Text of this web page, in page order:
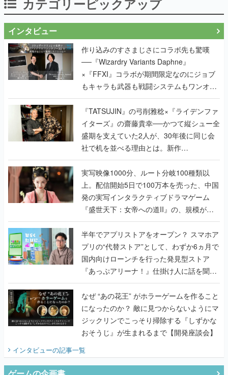
作り込みのすさまじさにコラボ先も驚嘆
──『Wizardry Variants Daphne』
もキャラも武器も戦闘システムもワンオフ
で作り込まれた理由を両ディレクターに聞
く
『TATSUJIN』の弓削雅稔×『ライデンファ
イターズ』の齋藤貴幸──かつて縦シュー全
盛期を支えていた2人が、30年後に同じ会
社で机を並べる理由とは。新作
『TATSUJIN EXTREME』で初タッグを組
んだレジェンド2人に訊く開発秘話
実写映像1000分、ルート分岐100種類以
上。配信開始5日で100万本を売った、中国
発の実写インタラクティブドラマゲーム
『盛世天下：女帝への道II』の、規模が違
うこだわりをプロデューサーに聞いた
半年でアプリストアをオープン？ スマホア
プリの“代替ストア”として、わずか6ヵ月で
国内向けローンチを行った発見型ストア
『あっぷアリーナ！』仕掛け人に話を聞い
てみた
なぜ “あの花王” がホラーゲームを作ること
になったのか？ 敵に見つからないようにマ
ジックリンでこっそり掃除する『しずかな
おそうじ』が生まれるまで【開発座談会】
インタビューの記事一覧
『アビス』は、ひとつの奇跡だった──膨大
な開発資料とともに『テイルズ オブ ジ ア